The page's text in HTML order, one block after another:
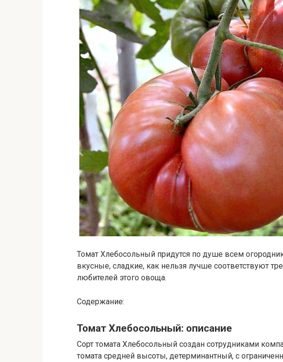
Томат Хлебосольный придутся по душе всем
вкусные, сладкие, как нельзя лучше соответствуют
любителей этого овоща.
Содержание:
Томат Хлебосольный: описание
Сорт томата Хлебосольный создан сотрудниками
томата средней высоты, детерминантный, с